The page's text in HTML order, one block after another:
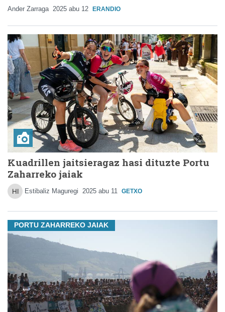
Ander Zarraga 2025 abu 12 ERANDIO
Kuadrillen jaitsieragaz hasi dituzte Portu
Zaharreko jaiak
Estibaliz Maguregi 2025 abu 11 GETXO
PORTU ZAHARREKO JAIAK